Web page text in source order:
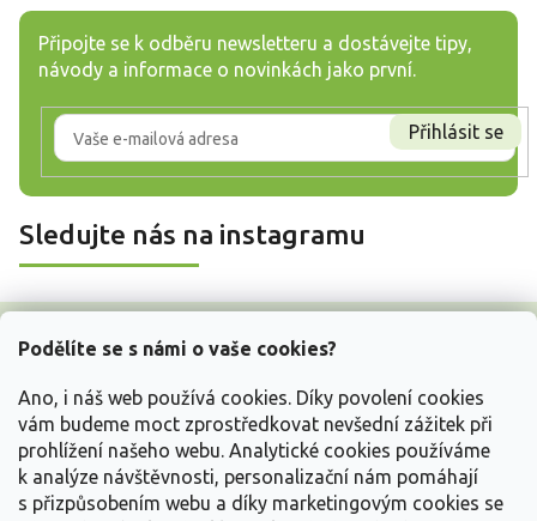
Podělíte se s námi o vaše cookies?
Ano, i náš web používá cookies. Díky povolení cookies
vám budeme moct zprostředkovat nevšední zážitek při
prohlížení našeho webu. Analytické cookies používáme
k analýze návštěvnosti, personalizační nám pomáhají
s přizpůsobením webu a díky marketingovým cookies se
Připojte se k odběru newsletteru a dostávejte tipy,
návody a informace o novinkách jako první.
Přihlásit se
Sledujte nás na instagramu
Z
Vše o nákupu